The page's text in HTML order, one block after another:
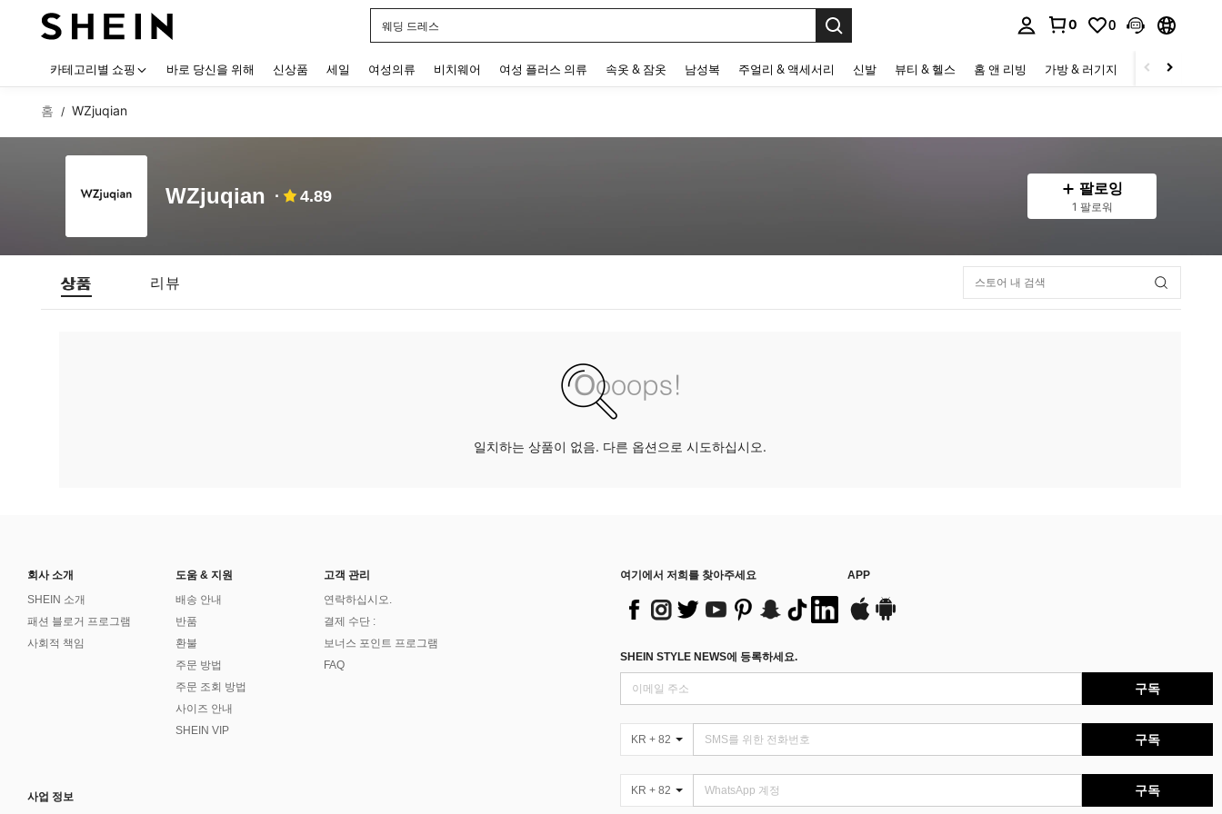
웨딩 드레스
0 0
카테고리별 쇼핑 바로 당신을 위해 신상품 세일 여성의류 비치웨어 여성 플러스 의류 속옷 & 잠옷 남성복 주얼리 & 액세서리 신발 뷰티 & 헬스 홈 앤 리빙 가방 & 러기지 스포츠 & 아웃
홈 / WZjuqian
WZjuqian 4.89 팔로잉
1 팔로워
상품 리뷰
일치하는 상품이 없음. 다른 옵션으로 시도하십시오.
회사 소개
SHEIN 소개
패션 블로거 프로그램
사회적 책임
도움 & 지원
배송 안내
반품
환불
주문 방법
주문 조회 방법
사이즈 안내
SHEIN VIP
고객 관리
연락하십시오.
결제 수단 :
보너스 포인트 프로그램
FAQ
사업 정보
여기에서 저희를 찾아주세요 APP
SHEIN STYLE NEWS에 등록하세요.
구독
KR + 82 구독
KR + 82 구독